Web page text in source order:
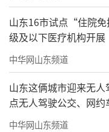
山东16市试点“住院
级及以下医疗机构开展
中华网山东频道
山东这俩城市迎来无
点无人驾驶公交、网
路
中华网山东频道